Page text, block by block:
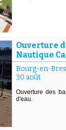
Ouverture
Nautique
Bourg-en-
30 août
Ouverture des
d'eau.